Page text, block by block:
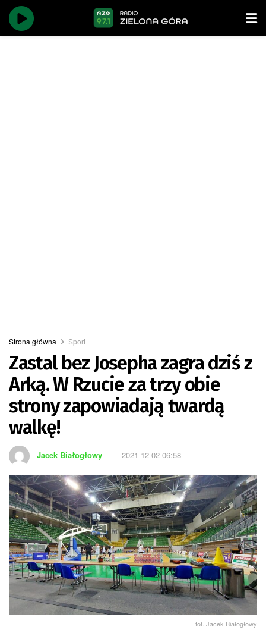
Strona główna Sport
Zastal bez Josepha zagra dziś z
Arką. W Rzucie za trzy obie
strony zapowiadają twardą
walkę!
Jacek Białogłowy 2021-12-02 06:58
fot. Jacek Białogłowy